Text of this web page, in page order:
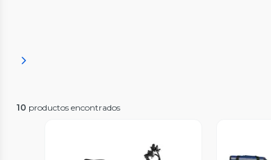
10 productos encontrados